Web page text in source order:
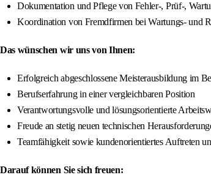
Dokumentation und Pflege von Fehler-, Prüf-,
Koordination von Fremdfirmen bei Wartungs- und
Das wünschen wir uns von Ihnen:
Erfolgreich abgeschlossene Meisterausbildung im
Berufserfahrung in einer vergleichbaren Position
Verantwortungsvolle und lösungsorientierte
Freude an stetig neuen technischen
Teamfähigkeit sowie kundenorientiertes Auftreten
Darauf können Sie sich freuen: